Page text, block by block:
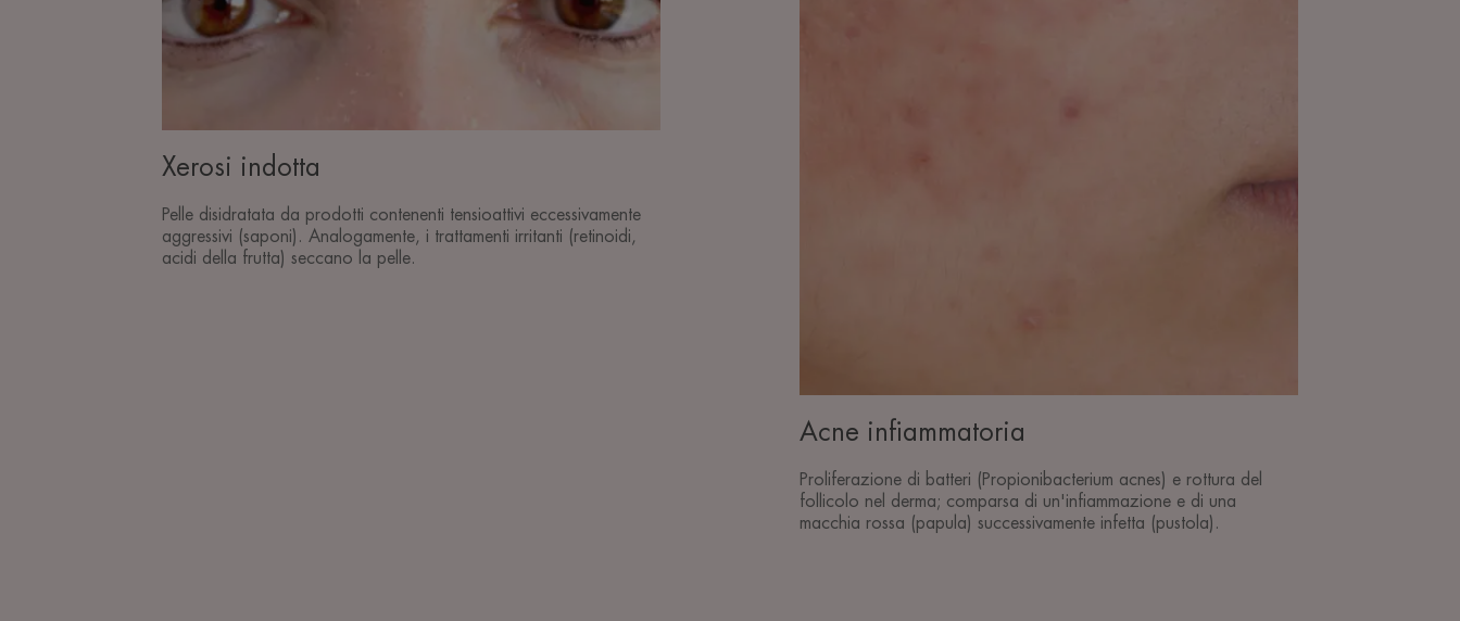
Xerosi indotta
Pelle disidratata da prodotti contenenti tensioattivi eccessivamente
aggressivi (saponi). Analogamente, i trattamenti irritanti (retinoidi,
acidi della frutta) seccano la pelle.
Acne infiammatoria
Proliferazione di batteri (Propionibacterium acnes) e rottura del
follicolo nel derma; comparsa di un'infiammazione e di una
macchia rossa (papula) successivamente infetta (pustola).